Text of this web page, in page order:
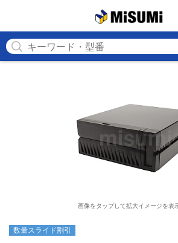
画像をタップして拡大イメージを表
数量スライド割引